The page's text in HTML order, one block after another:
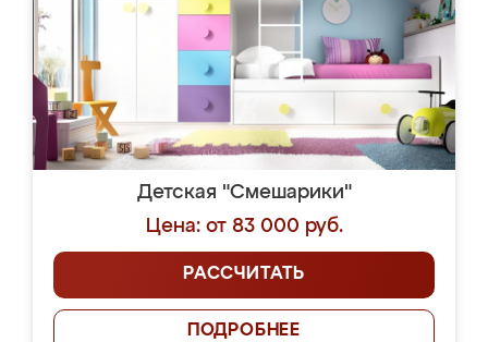
Детская "Смешарики"
Цена: от 83 000 руб.
РАССЧИТАТЬ
ПОДРОБНЕЕ